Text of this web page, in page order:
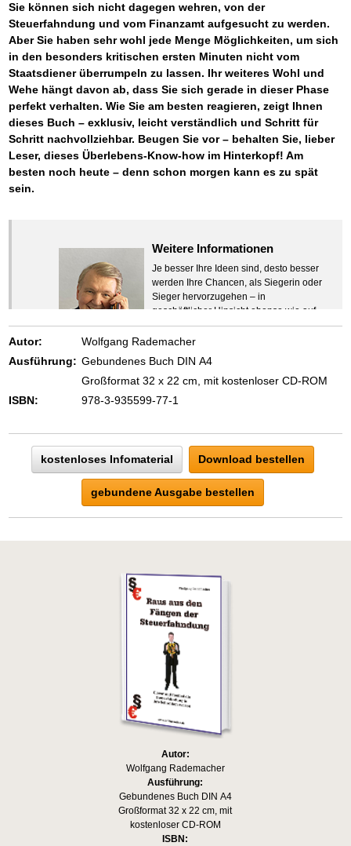
Sie können sich nicht dagegen wehren, von der
Steuerfahndung und vom Finanzamt aufgesucht zu werden.
Aber Sie haben sehr wohl jede Menge Möglichkeiten, um sich
in den besonders kritischen ersten Minuten nicht vom
Staatsdiener überrumpeln zu lassen. Ihr weiteres Wohl und
Wehe hängt davon ab, dass Sie sich gerade in dieser Phase
perfekt verhalten. Wie Sie am besten reagieren, zeigt Ihnen
dieses Buch – exklusiv, leicht verständlich und Schritt für
Schritt nachvollziehbar. Beugen Sie vor – behalten Sie, lieber
Leser, dieses Überlebens-Know-how im Hinterkopf! Am
besten noch heute – denn schon morgen kann es zu spät
sein.
Weitere Informationen
Je besser Ihre Ideen sind, desto besser
werden Ihre Chancen, als Siegerin oder
Sieger hervorzugehen – in
geschäftlicher Hinsicht ebenso wie auf
beruflichem oder privatem Gebiet. Denn
eins ist todsicher:
Zeigen Sie mit der Maus hierhin, um
Autor:
Wolfgang Rademacher
Ausführung: Gebundenes Buch DIN A4
Großformat 32 x 22 cm, mit kostenloser CD-ROM
ISBN:
978-3-935599-77-1
kostenloses Infomaterial Download bestellen
gebundene Ausgabe bestellen
Autor:
Wolfgang Rademacher
Ausführung:
Gebundenes Buch DIN A4
Großformat 32 x 22 cm, mit
kostenloser CD-ROM
ISBN: